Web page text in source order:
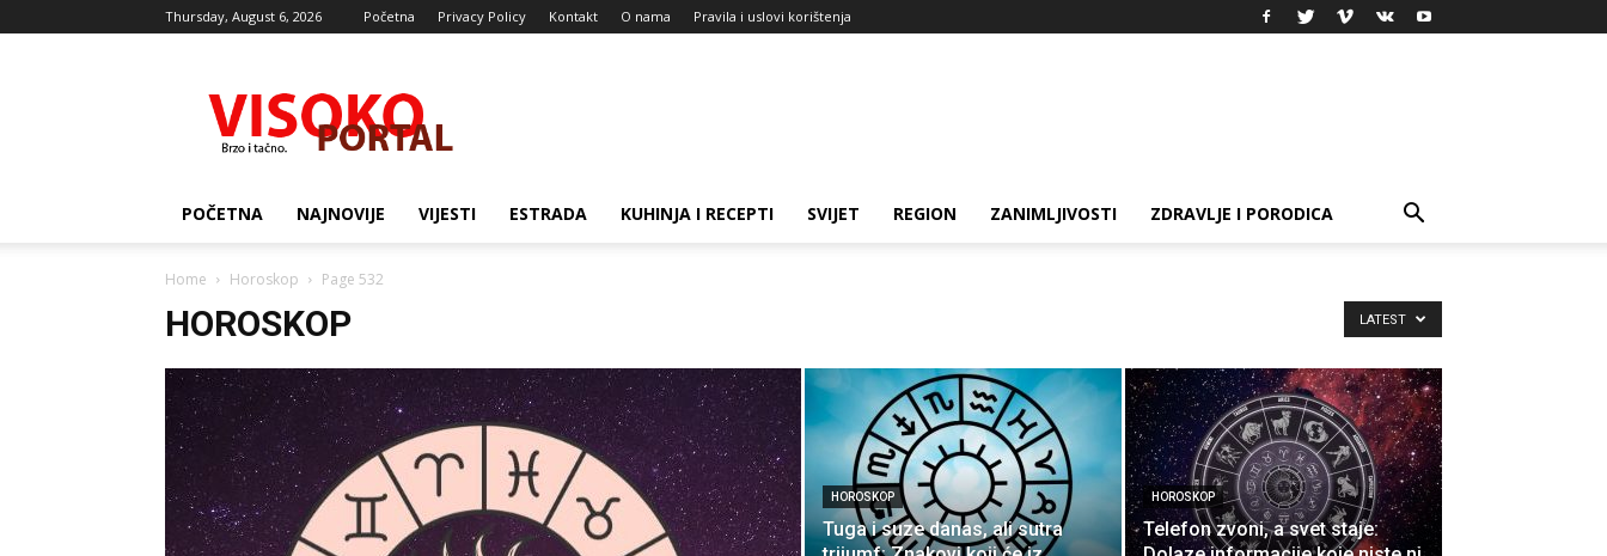
Thursday, August 6, 2026 Početna Privacy Policy Kontakt O nama Pravila i uslovi korištenja
portal
POČETNA NAJNOVIJE VIJESTI ESTRADA KUHINJA I RECEPTI SVIJET REGION ZANIMLJIVOSTI ZDRAVLJE I PORODICA
Home Horoskop Page 532
HOROSKOP LATEST
HOROSKOP
Tuga i suze danas, ali sutra
HOROSKOP
Telefon zvoni, a svet staje: